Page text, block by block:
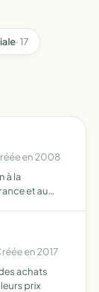
· 17
en 2008
à la
et au
en 2017
achats
prix